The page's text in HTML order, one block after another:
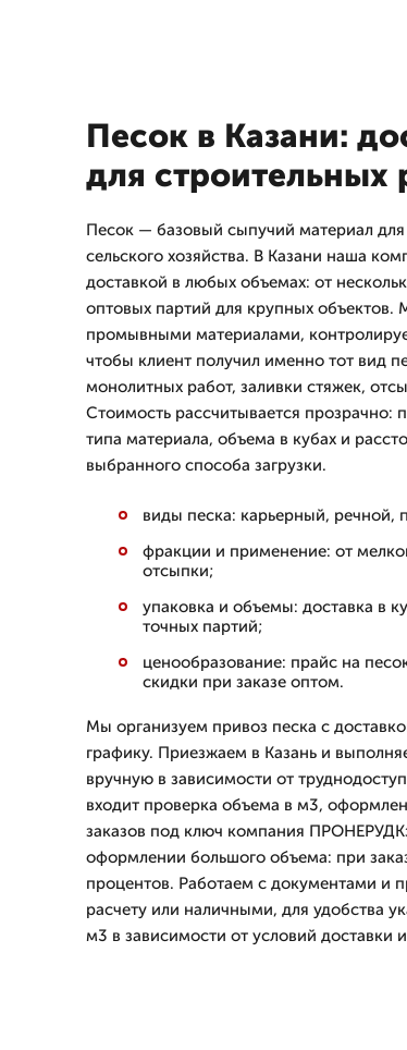
Песок в Казани:
для строительных
Песок — базовый сыпучий материал для
сельского хозяйства. В Казани наша
доставкой в любых объемах: от
оптовых партий для крупных
промывными материалами,
чтобы клиент получил именно тот вид
монолитных работ, заливки стяжек,
Стоимость рассчитывается прозрачно:
типа материала, объема в кубах и
выбранного способа загрузки.
виды песка: карьерный, речной,
фракции и применение: от
отсыпки;
упаковка и объемы: доставка в
точных партий;
ценообразование: прайс на
скидки при заказе оптом.
Мы организуем привоз песка с
графику. Приезжаем в Казань и
вручную в зависимости от
входит проверка объема в м3,
заказов под ключ компания
оформлении большого объема: при
процентов. Работаем с документами и
расчету или наличными, для удобства
м3 в зависимости от условий доставки